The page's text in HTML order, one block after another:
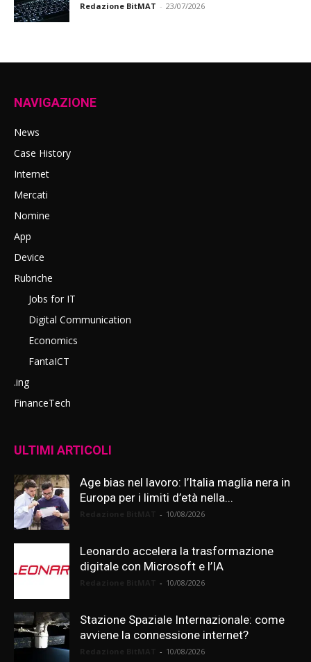
Redazione BitMAT - 23/07/2026
NAVIGAZIONE
News
Case History
Internet
Mercati
Nomine
App
Device
Rubriche
Jobs for IT
Digital Communication
Economics
FantaICT
.ing
FinanceTech
ULTIMI ARTICOLI
Age bias nel lavoro: l’Italia maglia nera in
Europa per i limiti d’età nella...
- 10/08/2026
Leonardo accelera la trasformazione
digitale con Microsoft e l’IA
- 10/08/2026
Stazione Spaziale Internazionale: come
avviene la connessione internet?
- 10/08/2026